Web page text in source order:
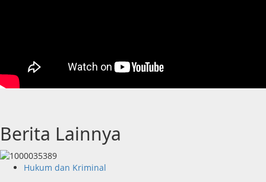
Berita Lainnya
Hukum dan Kriminal